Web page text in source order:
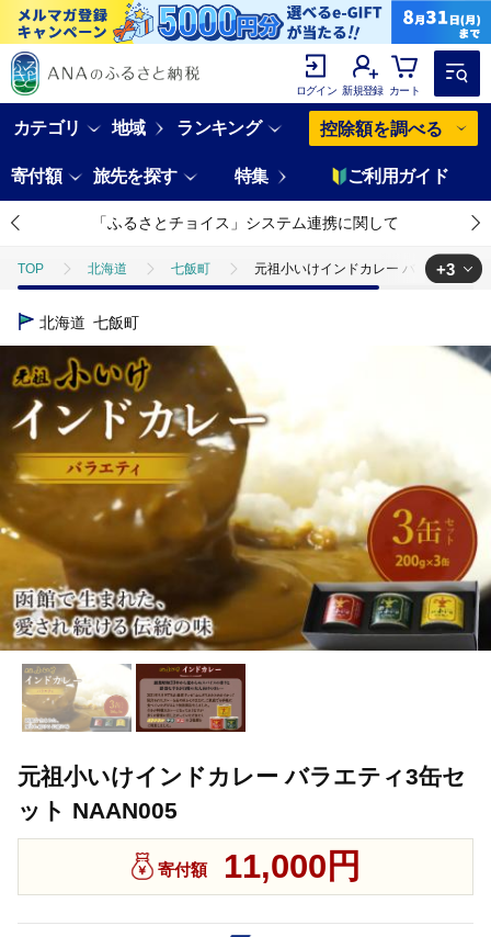
ログイン 新規登録 カート
カテゴリ 地域 ランキング 控除額を調べる
寄付額 旅先を探す 特集 ご利用ガイド
「ふるさとチョイス」システム連携に関して
TOP 北海道 七飯町 元祖小いけインドカレー バラエティ3
TOP
惣菜・レトルト 元祖小いけインドカレー
TOP 加工食品 惣菜・レトルト
+3
北海道 七飯町
元祖小いけインドカレー バラエティ3缶セ
ット NAAN005
寄付額 11,000円